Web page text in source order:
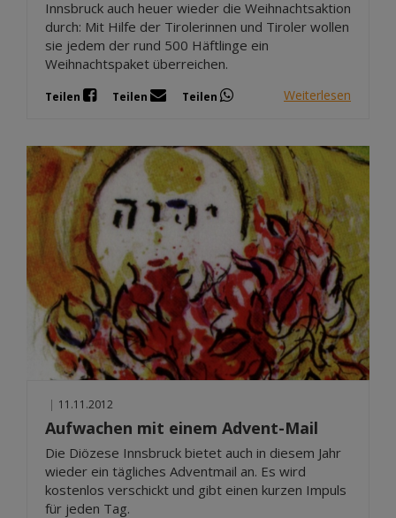
Innsbruck auch heuer wieder die Weihnachtsaktion
durch: Mit Hilfe der Tirolerinnen und Tiroler wollen
sie jedem der rund 500 Häftlinge ein
Weihnachtspaket überreichen.
Teilen Teilen Teilen Weiterlesen
| 11.11.2012
Aufwachen mit einem Advent-Mail
Die Diözese Innsbruck bietet auch in diesem Jahr
wieder ein tägliches Adventmail an. Es wird
kostenlos verschickt und gibt einen kurzen Impuls
für jeden Tag.